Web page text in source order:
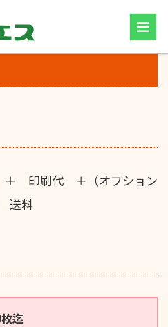
＋ 印刷代 ＋（オプション
送料
迄